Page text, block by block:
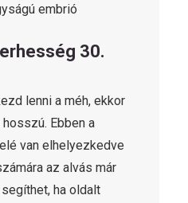
embrió
30.
lenni a méh, ekkor
Ebben a
van elhelyezkedve
az alvás már
ha oldalt